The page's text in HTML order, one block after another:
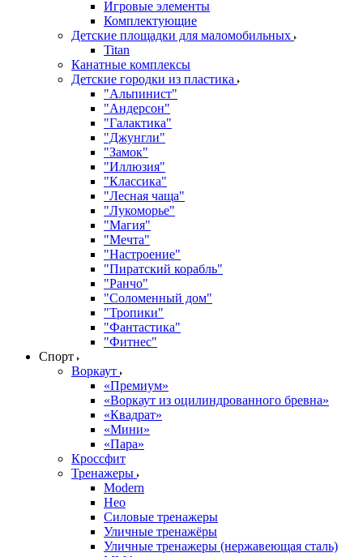
Игровые элементы
Комплектующие
Детские площадки для маломобильных
Titan
Канатные комплексы
Детские городки из пластика
"Альпинист"
"Андерсон"
"Галактика"
"Джунгли"
"Замок"
"Иллюзия"
"Классика"
"Лесная чаща"
"Лукоморье"
"Магия"
"Мечта"
"Настроение"
"Пиратский корабль"
"Ранчо"
"Соломенный дом"
"Тропики"
"Фантастика"
"Фитнес"
Спорт
Воркаут
«Премиум»
«Воркаут из оцилиндрованного бревна»
«Квадрат»
«Мини»
«Пара»
Кроссфит
Тренажеры
Modern
Нео
Силовые тренажеры
Уличные тренажёры
Уличные тренажеры (нержавеющая сталь)